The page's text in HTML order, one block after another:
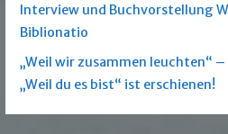
Interview und Buchvorstellung
Biblionatio
„Weil wir zusammen leuchten“
„Weil du es bist“ ist erschienen!